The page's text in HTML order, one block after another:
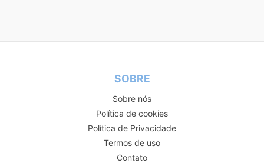
SOBRE
Sobre nós
Política de cookies
Política de Privacidade
Termos de uso
Contato